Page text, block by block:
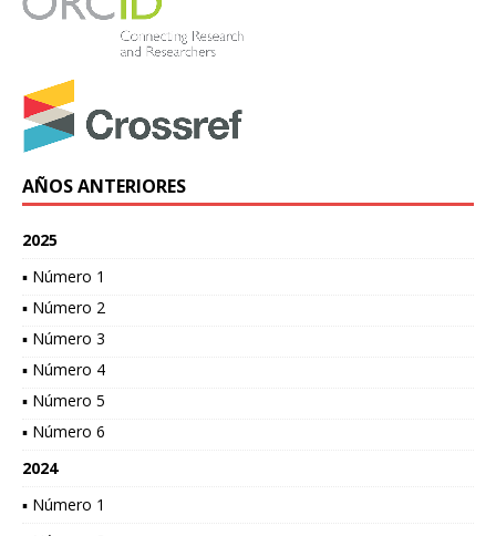
AÑOS ANTERIORES
2025
▪ Número 1
▪ Número 2
▪ Número 3
▪ Número 4
▪ Número 5
▪ Número 6
2024
▪ Número 1